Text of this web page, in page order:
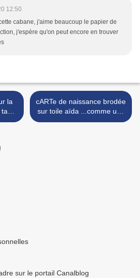
12:50
cabane, j'aime beaucoup le papier de
j'espère qu'on peut encore en trouver
cARTe de naissance brodée
sur toile aïda ...comme une
vraie broderie >
sur le portail Canalblog